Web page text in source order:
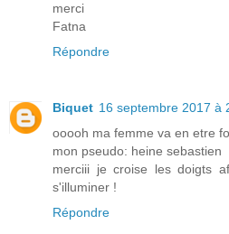
merci
Fatna
Répondre
Biquet 16 septembre 2017 à
ooooh ma femme va en etre
mon pseudo: heine sebastien
merciii je croise les doigts
s'illuminer !
Répondre